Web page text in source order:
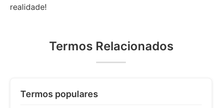
realidade!
Termos Relacionados
Termos populares